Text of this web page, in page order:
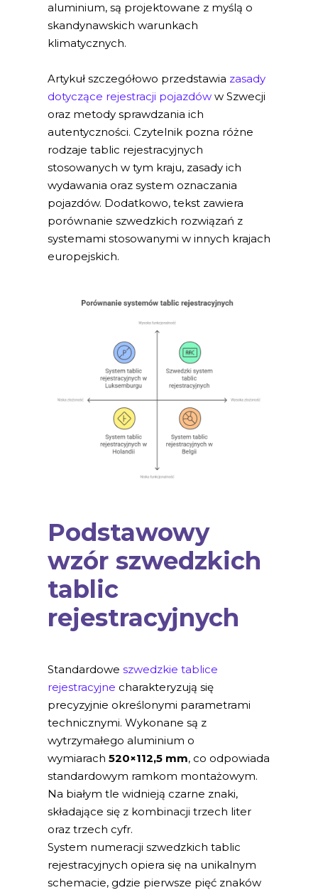
aluminium, są projektowane z myślą o
skandynawskich warunkach
klimatycznych.
Artykuł szczegółowo przedstawia zasady
dotyczące rejestracji pojazdów w Szwecji
oraz metody sprawdzania ich
autentyczności. Czytelnik pozna różne
rodzaje tablic rejestracyjnych
stosowanych w tym kraju, zasady ich
wydawania oraz system oznaczania
pojazdów. Dodatkowo, tekst zawiera
porównanie szwedzkich rozwiązań z
systemami stosowanymi w innych krajach
europejskich.
Podstawowy
wzór szwedzkich
tablic
rejestracyjnych
Standardowe szwedzkie tablice
rejestracyjne charakteryzują się
precyzyjnie określonymi parametrami
technicznymi. Wykonane są z
wytrzymałego aluminium o
wymiarach 520×112,5 mm, co odpowiada
standardowym ramkom montażowym.
Na białym tle widnieją czarne znaki,
składające się z kombinacji trzech liter
oraz trzech cyfr.
System numeracji szwedzkich tablic
rejestracyjnych opiera się na unikalnym
schemacie, gdzie pierwsze pięć znaków